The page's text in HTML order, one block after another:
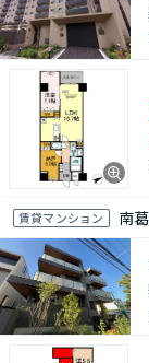
賃貸マンション 南